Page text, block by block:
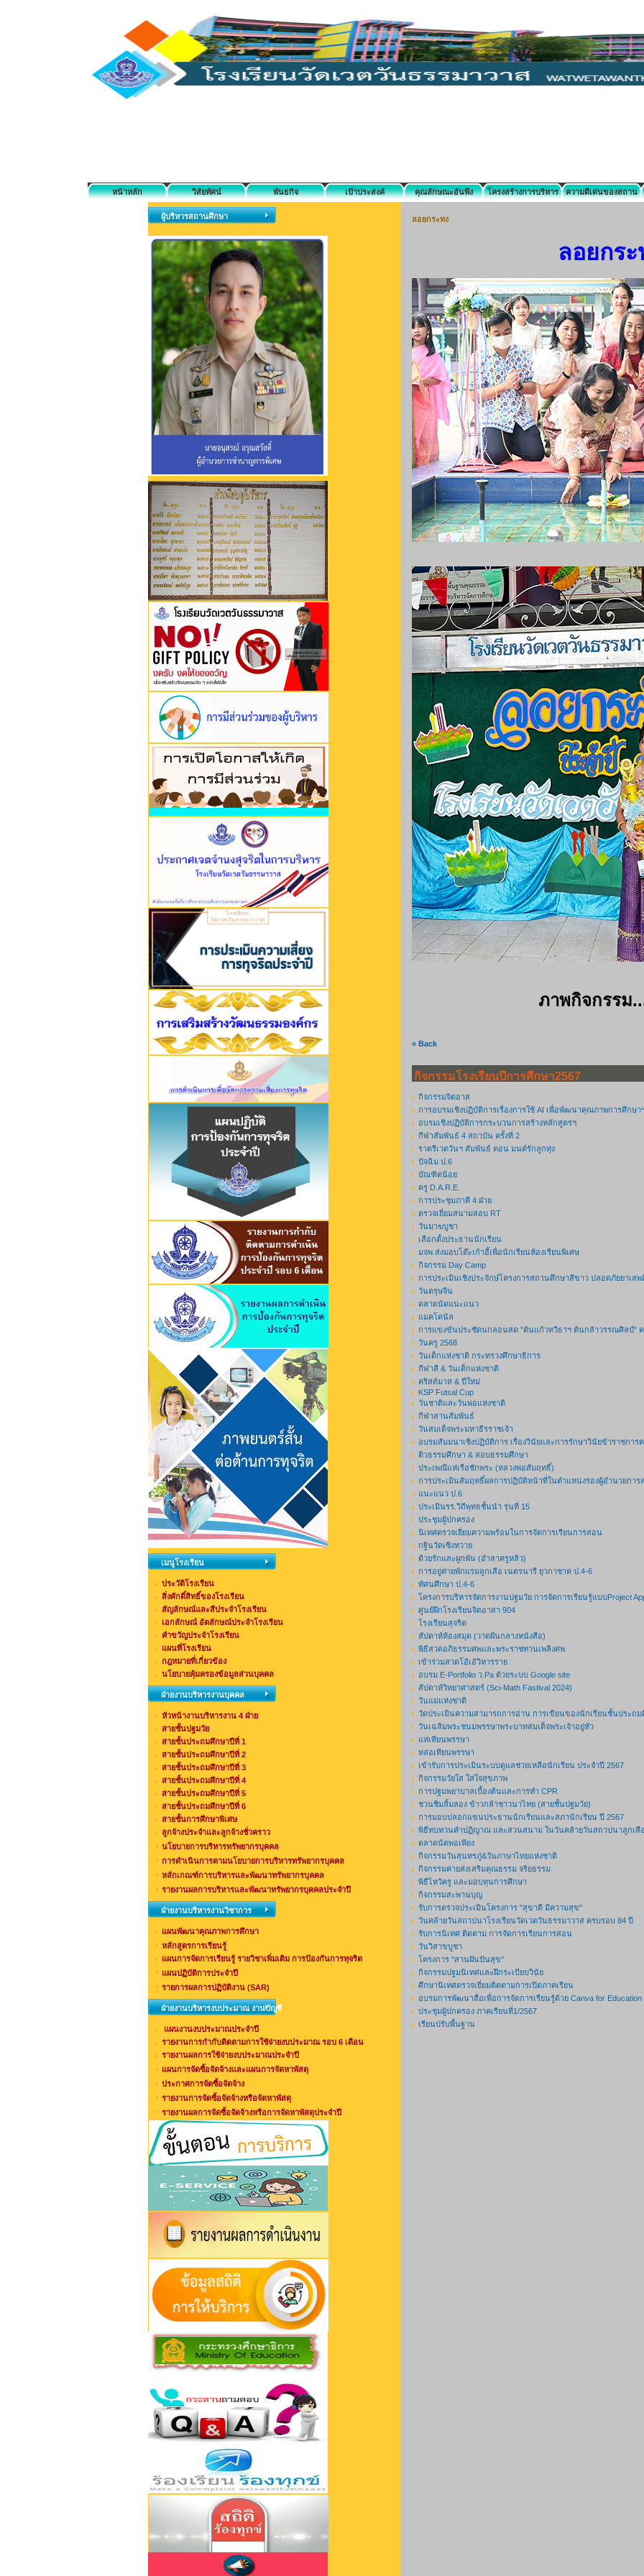
หน้าหลัก วิสัยทัศน์ พันธกิจ เป้าประสงค์ คุณลักษณะอันพึง โครงสร้างการบริหาร ความดีเด่นของสถาน
ผู้บริหารสถานศึกษา
เมนูโรงเรียน
ประวัติโรงเรียน
สิ่งศักดิ์สิทธิ์ของโรงเรียน
สัญลักษณ์และสีประจำโรงเรียน
เอกลักษณ์ อัตลักษณ์ประจำโรงเรียน
คำขวัญประจำโรงเรียน
แผนที่โรงเรียน
กฎหมายที่เกี่ยวข้อง
นโยบายคุ้มครองข้อมูลส่วนบุคคล
ฝ่ายงานบริหารงานบุคคล
หัวหน้างานบริหารงาน 4 ฝ่าย
สายชั้นปฐมวัย
สายชั้นประถมศึกษาปีที่ 1
สายชั้นประถมศึกษาปีที่ 2
สายชั้นประถมศึกษาปีที่ 3
สายชั้นประถมศึกษาปีที่ 4
สายชั้นประถมศึกษาปีที่ 5
สายชั้นประถมศึกษาปีที่ 6
สายชั้นการศึกษาพิเศษ
ลูกจ้างประจำและลูกจ้างชั่วคราว
นโยบายการบริหารทรัพยากรบุคคล
การดำเนินการตามนโยบายการบริหารทรัพยากรบุคคล
หลักเกณฑ์การบริหารและพัฒนาทรัพยากรบุคคล
รายงานผลการบริหารและพัฒนาทรัพยากรบุคคลประจำปี
ฝ่ายงานบริหารงานวิชาการ
แผนพัฒนาคุณภาพการศึกษา
หลักสูตรการเรียนรู้
แผนการจัดการเรียนรู้ รายวิชาเพิ่มเติม การป้องกันการทุจริต
แผนปฏิบัติการประจำปี
รายการผลการปฏิบัติงาน (SAR)
ฝ่ายงานบริหารงบประมาณ งานบัญชี
แผนงานงบประมาณประจำปี
รายงานการกำกับติดตามการใช้จ่ายงบประมาณ รอบ 6 เดือน
รายงานผลการใช้จ่ายงบประมาณประจำปี
แผนการจัดซื้อจัดจ้างและแผนการจัดหาพัสดุ
ประกาศการจัดซื้อจัดจ้าง
รายงานการจัดซื้อจัดจ้างหรือจัดหาพัสดุ
รายงานผลการจัดซื้อจัดจ้างหรือการจัดหาพัสดุประจำปี
ลอยกระทง
ลอยกระ
ภาพกิจกรรม
« Back
กิจกรรมโรงเรียนปีการศึกษา2567
กิจกรรมจิตอาส
การอบรมเชิงปฏิบัติการเรื่องการใช้ AI เพื่อพัฒนาคุณภาพการศึกษา
อบรมเชิงปฏิบัติการกระบวนการสร้างหลักสูตรฯ
กีฬาสัมพันธ์ 4 สถาบัน ครั้งที่ 2
ราตรีเวตวันฯ สัมพันธ์ ตอน มนต์รักลูกทุ่ง
ปัจฉิม ป.6
บัณฑิตน้อย
ครู D.A.R.E.
การประชุมภาคี 4 ฝ่าย
ตรวจเยี่ยมสนามสอบ RT
วันมาฆบูชา
เลือกตั้งประธานนักเรียน
มจพ.ส่งมอบโต๊ะเก้าอี้เพื่อนักเรียนห้องเรียนพิเศษ
กิจกรรม Day Camp
การประเมินเชิงประจักษ์โครงการสถานศึกษาสีขาว ปลอดภัยยาเส
วันตรุษจีน
ตลาดนัดแนะแนว
แมคโดนัล
การแข่งขันประชัดนกลอนสด "ต้นแก้วทวีธาฯ ต้นกล้าวรรณศิลป์" ค
วันครู 2568
วันเด็กแห่งชาติ กระทรวงศึกษาธิการ
กีฬาสี & วันเด็กแห่งชาติ
คริสต์มาส & ปีใหม่
KSP Futsal Cup
วันชาติและวันพ่อแห่งชาติ
กีฬาสานสัมพันธ์
วันสมเด็จพระมหาธีรราชเจ้า
อบรมสัมมนาเชิงปฏิบัติการ เรื่องวินัยและการรักษาวินัยข้าราชการ
ติวธรรมศึกษา & สอบธรรมศึกษา
ประเพณีแห่เรือชักพระ (หลวงพ่อสัมฤทธิ์)
การประเมินสัมฤทธิ์ผลการปฏิบัติหน้าที่ในตำแหน่งรองผู้อำนวยกา
แนะแนว ป.6
ประเมินรร.วิถีพุทธชั้นนำ รุ่นที่ 15
ประชุมผู้ปกครอง
นิเทศตรวจเยี่ยมความพร้อมในการจัดการเรียนการสอน
กฐินวัดเซิงหวาย
ด้วยรักและผูกพัน (อำลาครูหลิว)
การอยู่ค่ายพักแรมลูกเสือ เนตรนารี ยุวกาชาด ป.4-6
ทัศนศึกษา ป.4-6
โครงการบริหารจัดการงานปฐมวัย การจัดการเรียนรู้แบบProject
ศูนย์ฝึกโรงเรียนจิตอาสา 904
โรงเรียนสุจริต
สัปดาห์ห้องสมุด (วาดฝันกลางหนังสือ)
พิธีสวดอภิธรรมศพและพระราชทานเพลิงศพ
เข้าร่วมสวดโอ้เอ้วิหารราย
อบรม E-Portfolio ว.Pa ด้วยระบบ Google site
สัปดาห์วิทยาศาสตร์ (Sci-Math Fastival 2024)
วันแม่แห่งชาติ
วัดประเมินความสามารถการอ่าน การเขียนของนักเรียนชั้นประถ
วันเฉลิมพระชนมพรรษาพระบาทสมเด็จพระเจ้าอยู่หัว
แห่เทียนพรรษา
หล่อเทียนพรรษา
เข้ารับการประเมินระบบดูแลช่วยเหลือนักเรียน ประจำปี 2567
กิจกรรมวัยใส ใส่ใจสุขภาพ
การปฐมพยาบาลเบื้องต้นและการทำ CPR
ชวนชิมลิ้มลอง ข้าวกล้าชาวนาไทย (สายชั้นปฐมวัย)
การมอบปลอกแขนประธานนักเรียนและสภานักเรียน ปี 2567
พิธีทบทวนคำปฏิญาณ และสวนสนาม ในวันคล้ายวันสถาปนาลูกเสื
ตลาดนัดพอเพียง
กิจกรรมวันสุนทรภู่&วันภาษาไทยแห่งชาติ
กิจกรรมค่ายส่งเสริมคุณธรรม จริยธรรม
พิธีไหว้ครู และมอบทุนการศึกษา
กิจกรรมสะพานบุญ
รับการตรวจประเมินโครงการ "สุขาดี มีความสุข"
วันคล้ายวันสถาปนาโรงเรียนวัดเวตวันธรรมาวาส ครบรอบ 84 ปี
รับการนิเทศ ติดตาม การจัดการเรียนการสอน
วันวิสาขบูชา
โครงการ "สานฝันปันสุข"
กิจกรรมปฐมนิเทศและฝึกระเบียบวินัย
ศึกษานิเทศตรวจเยี่ยมติดตามการเปิดภาคเรียน
อบรมการพัฒนาสื่อเพื่อการจัดการเรียนรู้ด้วย Canva for Education
ประชุมผู้ปกครอง ภาคเรียนที่1/2567
เรียนปรับพื้นฐาน